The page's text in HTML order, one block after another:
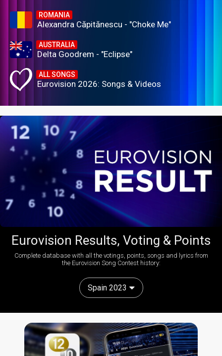
ROMANIA
Alexandra Căpitănescu - "Choke Me"
AUSTRALIA
Delta Goodrem - "Eclipse"
ALL SONGS
Eurovision 2026: Songs & Videos
Eurovision Results, Voting & Points
Complete database with all the votings, points, songs and lyrics from
the Eurovision Song Contest history:
Spain 2023